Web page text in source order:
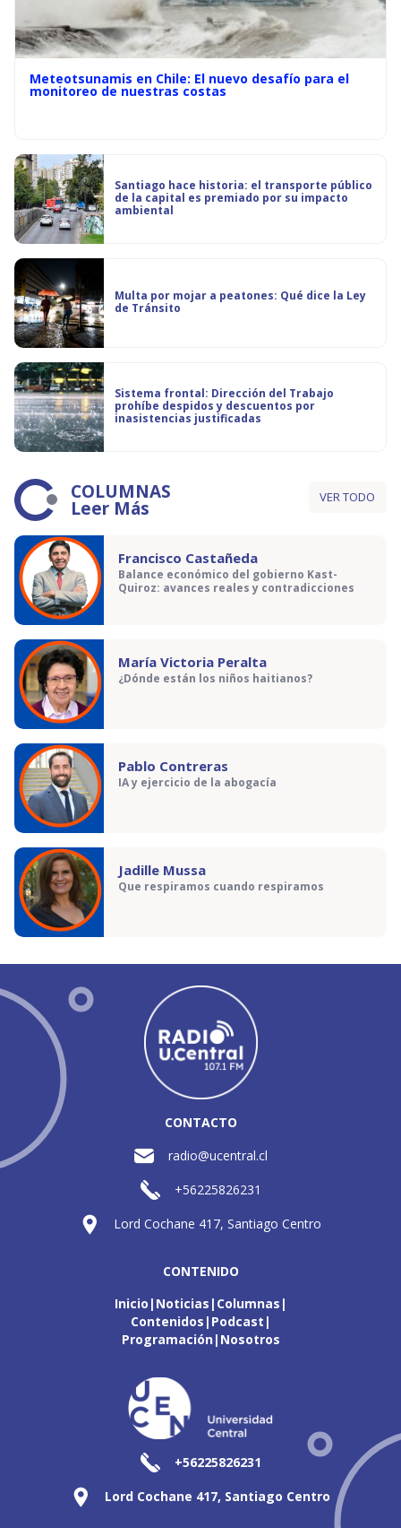
Meteotsunamis en Chile: El nuevo desafío para el
monitoreo de nuestras costas
Santiago hace historia: el transporte público
de la capital es premiado por su impacto
ambiental
Multa por mojar a peatones: Qué dice la Ley
de Tránsito
Sistema frontal: Dirección del Trabajo
prohíbe despidos y descuentos por
inasistencias justificadas
COLUMNAS
Leer Más VER TODO
Francisco Castañeda
Balance económico del gobierno Kast-
Quiroz: avances reales y contradicciones
María Victoria Peralta
¿Dónde están los niños haitianos?
Pablo Contreras
IA y ejercicio de la abogacía
Jadille Mussa
Que respiramos cuando respiramos
CONTACTO
radio@ucentral.cl
+56225826231
Lord Cochane 417, Santiago Centro
CONTENIDO
Inicio Noticias Columnas
Contenidos Podcast
Programación Nosotros
+56225826231
Lord Cochane 417, Santiago Centro